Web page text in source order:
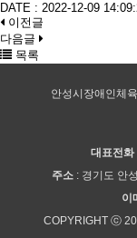
DATE : 2022-12-09
이전글
다음글
목록
안성시장애인체
대표전화
주소 : 경기도 안
이
COPYRIGHT ⓒ